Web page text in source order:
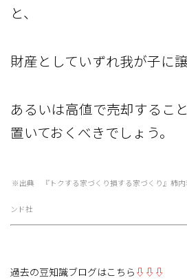
と、
財産としていずれ我が子に譲
あるいは高値で売却するこ
置いておくべきでしょう。
※出典 『トクする家づくり損する家づくり』柿
ンド社
過去の豆知識ブログはこちら ⇩⇩⇩